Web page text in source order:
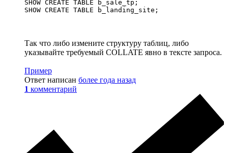
SHOW CREATE TABLE b_sale_tp;
SHOW CREATE TABLE b_landing_site;
Так что либо измените структуру таблиц, либо
указывайте требуемый COLLATE явно в тексте запроса.
Пример
Ответ написан более года назад
1 комментарий